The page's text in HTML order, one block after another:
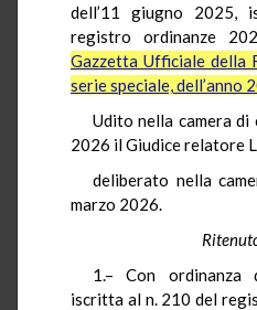
dell’11 giugno
registro ordinanze
Gazzetta Ufficiale della
serie speciale, dell’anno
Udito nella camera
2026 il Giudice relatore
deliberato nella
marzo 2026.
1.– Con ordinanza
iscritta al n. 210 del